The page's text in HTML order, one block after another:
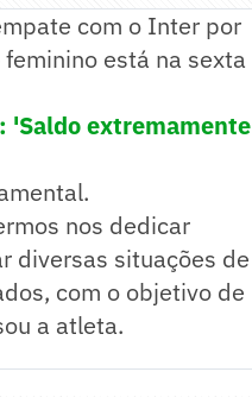
com o Inter por
está na sexta
'Saldo extremamente
nos dedicar
diversas situações de
com o objetivo de
a atleta.